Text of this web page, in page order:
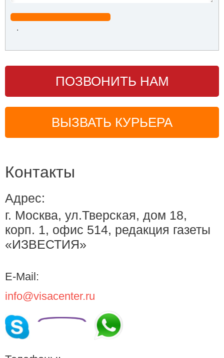
.
ПОЗВОНИТЬ НАМ
ВЫЗВАТЬ КУРЬЕРА
Контакты
Адрес:
г. Москва, ул.Тверская, дом 18,
корп. 1, офис 514, редакция газеты
«ИЗВЕСТИЯ»
E-Mail:
info@visacenter.ru